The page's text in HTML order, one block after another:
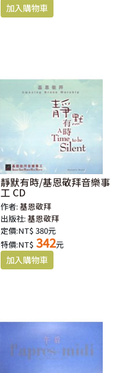
靜默有時/基恩敬拜音樂事
工 CD
作者:基恩敬拜
出版社:基恩敬拜
定價:NT$ 380元
特價:NT$ 342元